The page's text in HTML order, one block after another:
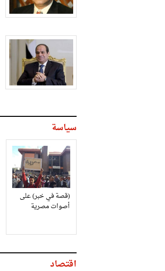
سياسة
(قصة في خبر) على
أصوات مصرية
اقتصاد